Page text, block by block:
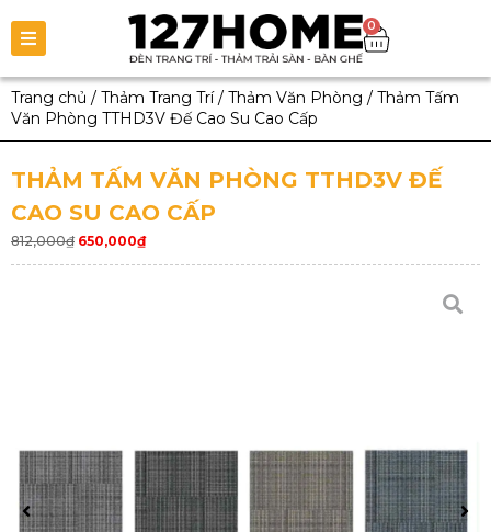
0
Trang chủ / Thảm Trang Trí/ Thảm Văn Phòng / Thảm Tấm
Văn Phòng TTHD3V Đế Cao Su Cao Cấp
THẢM TẤM VĂN PHÒNG TTHD3V ĐẾ
CAO SU CAO CẤP
812,000₫ 650,000₫